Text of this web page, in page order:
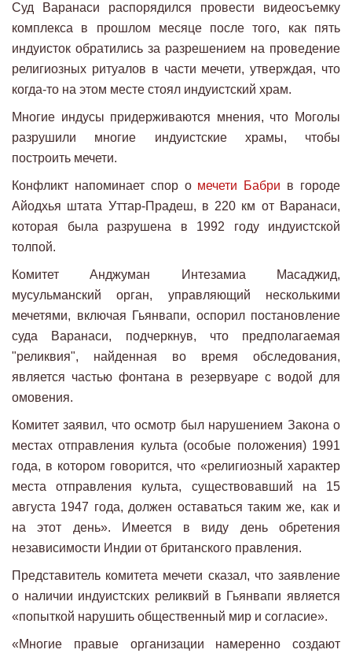
Суд Варанаси распорядился провести видеосъемку
комплекса в прошлом месяце после того, как пять
индуисток обратились за разрешением на проведение
религиозных ритуалов в части мечети, утверждая, что
когда-то на этом месте стоял индуистский храм.
Многие индусы придерживаются мнения, что Моголы
разрушили многие индуистские храмы, чтобы
построить мечети.
Конфликт напоминает спор о мечети Бабри в городе
Айодхья штата Уттар-Прадеш, в 220 км от Варанаси,
которая была разрушена в 1992 году индуистской
толпой.
Комитет Анджуман Интезамиа Масаджид,
мусульманский орган, управляющий несколькими
мечетями, включая Гьянвапи, оспорил постановление
суда Варанаси, подчеркнув, что предполагаемая
"реликвия", найденная во время обследования,
является частью фонтана в резервуаре с водой для
омовения.
Комитет заявил, что осмотр был нарушением Закона о
местах отправления культа (особые положения) 1991
года, в котором говорится, что «религиозный характер
места отправления культа, существовавший на 15
августа 1947 года, должен оставаться таким же, как и
на этот день». Имеется в виду день обретения
независимости Индии от британского правления.
Представитель комитета мечети сказал, что заявление
о наличии индуистских реликвий в Гьянвапи является
«попыткой нарушить общественный мир и согласие».
«Многие правые организации намеренно создают